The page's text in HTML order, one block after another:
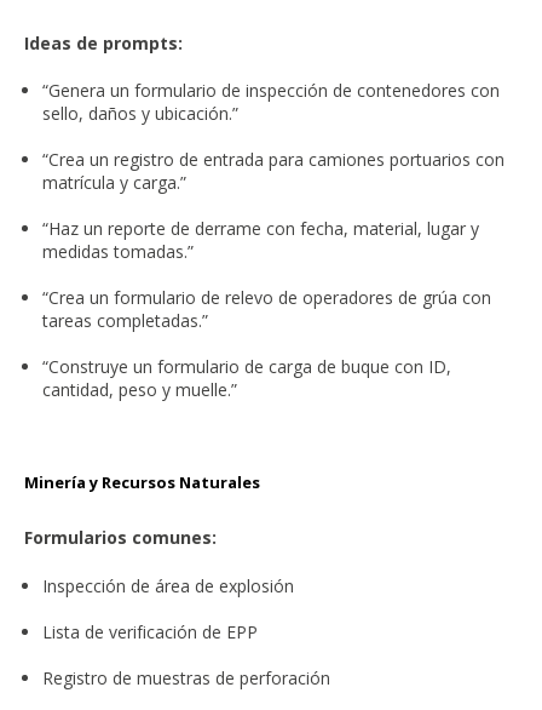
Ideas de prompts:
“Genera un formulario de inspección de contenedores con
sello, daños y ubicación.”
“Crea un registro de entrada para camiones portuarios con
matrícula y carga.”
“Haz un reporte de derrame con fecha, material, lugar y
medidas tomadas.”
“Crea un formulario de relevo de operadores de grúa con
tareas completadas.”
“Construye un formulario de carga de buque con ID,
cantidad, peso y muelle.”
Minería y Recursos Naturales
Formularios comunes:
Inspección de área de explosión
Lista de verificación de EPP
Registro de muestras de perforación